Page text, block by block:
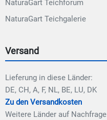
NaturaGart Teichforum
NaturaGart Teichgalerie
Versand
Lieferung in diese Länder:
DE, CH, A, F, NL, BE, LU, DK
Zu den Versandkosten
Weitere Länder auf Nachfrage